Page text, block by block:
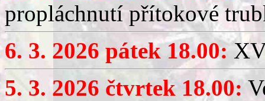
propláchnutí přítokové
6. 3. 2026 pátek 18.00:
5. 3. 2026 čtvrtek 18.00: